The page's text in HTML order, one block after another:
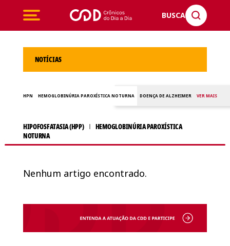
BUSCA
NOTÍCIAS
HPN HEMOGLOBINÚRIA PAROXÍSTICA NOTURNA DOENÇA DE ALZHEIMER VER MAIS
HIPOFOSFATASIA (HPP)
HEMOGLOBINÚRIA PAROXÍSTICA
NOTURNA
Nenhum artigo encontrado.